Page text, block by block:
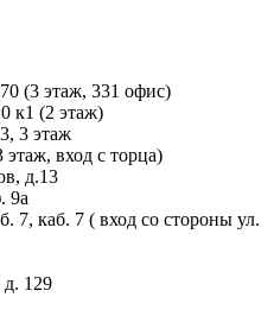
(3 этаж, 331 офис)
к1 (2 этаж)
3 этаж
вход с торца)
д.13
9а
7, каб. 7 ( вход со стороны ул.
129